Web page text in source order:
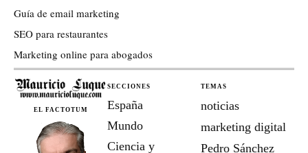
Guía de email marketing
SEO para restaurantes
Marketing online para abogados
EL FACTOTUM
SECCIONES
España
Mundo
Ciencia y
TEMAS
noticias
marketing digital
Pedro Sánchez